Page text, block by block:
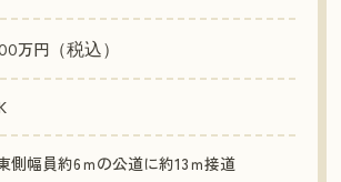
万円（税込）
側幅員約6ｍの公道に約13ｍ接道